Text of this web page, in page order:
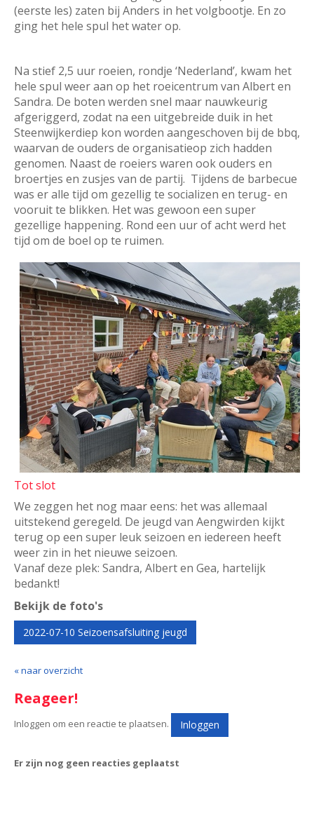
(eerste les) zaten bij Anders in het volgbootje. En zo
ging het hele spul het water op.
Na stief 2,5 uur roeien, rondje ‘Nederland’, kwam het
hele spul weer aan op het roeicentrum van Albert en
Sandra. De boten werden snel maar nauwkeurig
afgeriggerd, zodat na een uitgebreide duik in het
Steenwijkerdiep kon worden aangeschoven bij de bbq,
waarvan de ouders de organisatieop zich hadden
genomen. Naast de roeiers waren ook ouders en
broertjes en zusjes van de partij. Tijdens de barbecue
was er alle tijd om gezellig te socializen en terug- en
vooruit te blikken. Het was gewoon een super
gezellige happening. Rond een uur of acht werd het
tijd om de boel op te ruimen.
Tot slot
We zeggen het nog maar eens: het was allemaal
uitstekend geregeld. De jeugd van Aengwirden kijkt
terug op een super leuk seizoen en iedereen heeft
weer zin in het nieuwe seizoen.
Vanaf deze plek: Sandra, Albert en Gea, hartelijk
bedankt!
Bekijk de foto's
2022-07-10 Seizoensafsluiting jeugd
« naar overzicht
Reageer!
Inloggen om een reactie te plaatsen. Inloggen
Er zijn nog geen reacties geplaatst